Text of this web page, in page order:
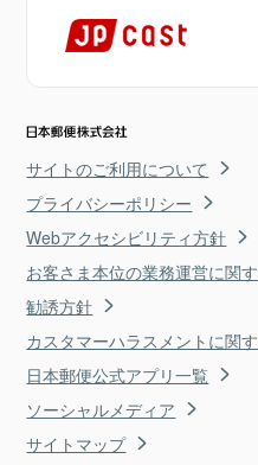
サイトのご利用について
プライバシーポリシー
Webアクセシビリティ方針
お客さま本位の業務運営に関
勧誘方針
カスタマーハラスメントに関
日本郵便公式アプリ一覧
ソーシャルメディア
サイトマップ